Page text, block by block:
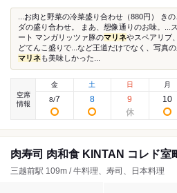
...お肉と野菜の冷菜盛り合わせ（880円） き
ダの盛り合わせ。 まあ、想像通りのお味。...
ート マンガリッツァ豚のマリネやスペアリブ
どてんこ盛りで...など王道だけでなく、写真
マリネも美味しかった...
空席
情報
金
8/7
土
8
日
9
月
10
肉寿司 肉和食 KINTAN コレド室
三越前駅 109m / 牛料理、寿司、日本料理